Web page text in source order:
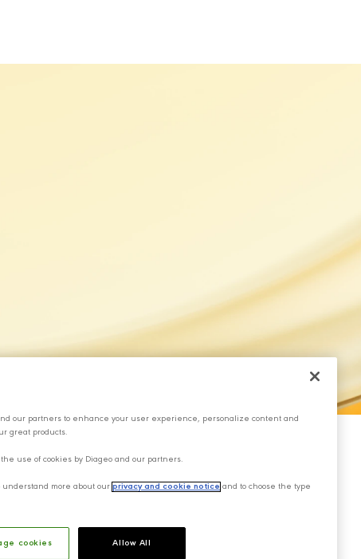
our partners to enhance your user experience, personalize content and
great products.
use of cookies by Diageo and our partners.
understand more about our privacy and cookie notice and to choose the type
cookies Allow All